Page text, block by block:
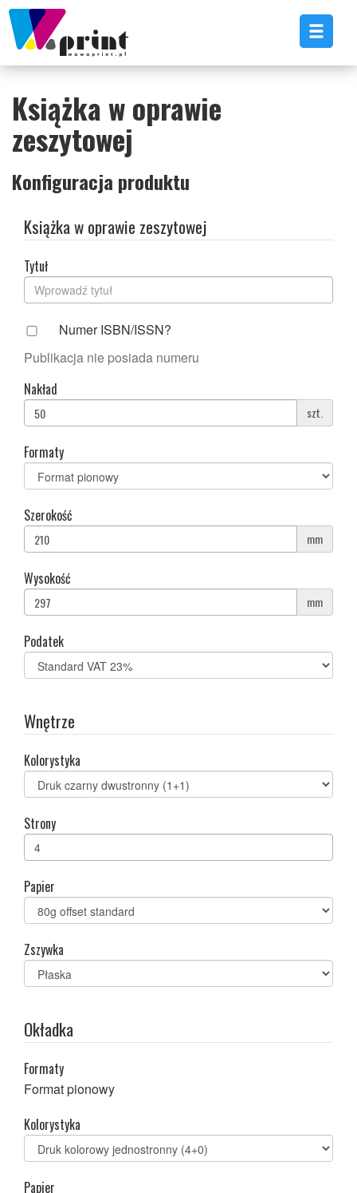
Książka w oprawie
zeszytowej
Konfiguracja produktu
Książka w oprawie zeszytowej
Tytuł
Numer ISBN/ISSN?
Publikacja nie posiada numeru
Nakład
szt.
Formaty
Szerokość
mm
Wysokość
mm
Podatek
Wnętrze
Kolorystyka
Strony
Papier
Zszywka
Okładka
Formaty
Format pionowy
Kolorystyka
Papier